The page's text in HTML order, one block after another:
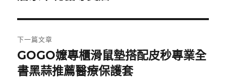
覽
文
章:
下一篇文章
下
一
GOGO嬤專櫃滑鼠墊搭配皮秒專業全
書黑蒜推薦醫療保護套